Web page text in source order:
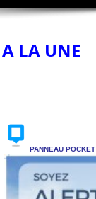
A LA UNE
PANNEAU POCKET